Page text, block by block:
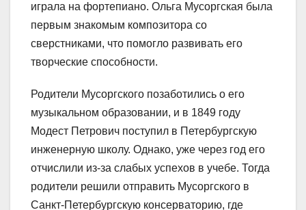
играла на фортепиано. Ольга Мусоргская была
первым знакомым композитора со
сверстниками, что помогло развивать его
творческие способности.
Родители Мусоргского позаботились о его
музыкальном образовании, и в 1849 году
Модест Петрович поступил в Петербургскую
инженерную школу. Однако, уже через год его
отчислили из-за слабых успехов в учебе. Тогда
родители решили отправить Мусоргского в
Санкт-Петербургскую консерваторию, где